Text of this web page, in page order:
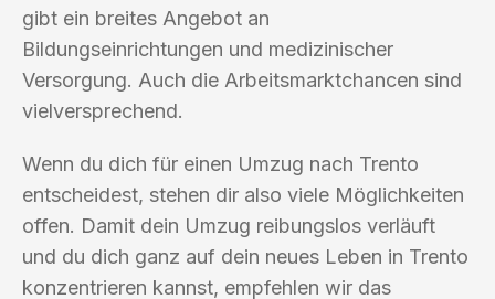
gibt ein breites Angebot an
Bildungseinrichtungen und medizinischer
Versorgung. Auch die Arbeitsmarktchancen sind
vielversprechend.
Wenn du dich für einen Umzug nach Trento
entscheidest, stehen dir also viele Möglichkeiten
offen. Damit dein Umzug reibungslos verläuft
und du dich ganz auf dein neues Leben in Trento
konzentrieren kannst, empfehlen wir das